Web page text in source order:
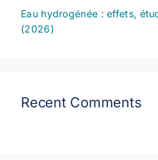
Eau hydrogénée : effets,
(2026)
Recent Comments